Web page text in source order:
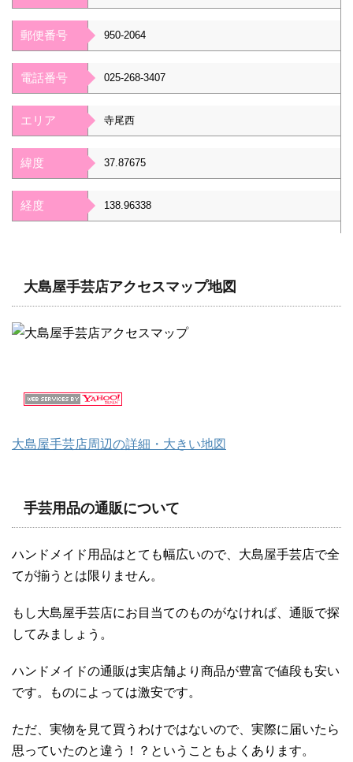
郵便番号 950-2064
電話番号 025-268-3407
エリア 寺尾西
緯度 37.87675
経度 138.96338
大島屋手芸店アクセスマップ地図
大島屋手芸店周辺の詳細・大きい地図
手芸用品の通販について
ハンドメイド用品はとても幅広いので、大島屋手芸店で全
てが揃うとは限りません。
もし大島屋手芸店にお目当てのものがなければ、通販で探
してみましょう。
ハンドメイドの通販は実店舗より商品が豊富で値段も安い
です。ものによっては激安です。
ただ、実物を見て買うわけではないので、実際に届いたら
思っていたのと違う！？ということもよくあります。